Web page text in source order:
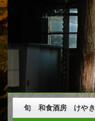
旬 和食酒房 けやき